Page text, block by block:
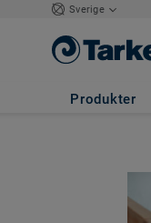
Sverige
Produkter